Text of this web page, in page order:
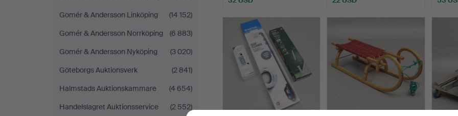
Gomér & Andersson Linköping
(14 152)
Gomér & Andersson Norrköping
(6 883)
Gomér & Andersson Nyköping
(3 020)
Göteborgs Auktionsverk
(2 841)
Halmstads Auktionskammare
(4 654)
Handelslagret Auktionsservice
(2 552)